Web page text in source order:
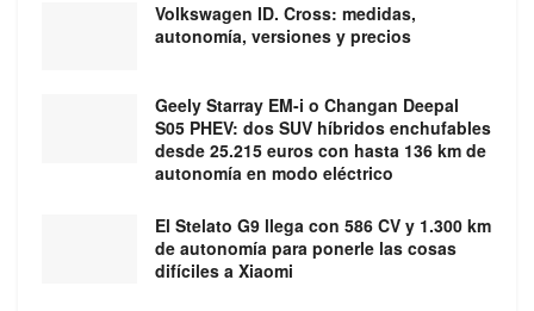
Volkswagen ID. Cross: medidas,
autonomía, versiones y precios
Geely Starray EM-i o Changan Deepal
S05 PHEV: dos SUV híbridos enchufables
desde 25.215 euros con hasta 136 km de
autonomía en modo eléctrico
El Stelato G9 llega con 586 CV y 1.300 km
de autonomía para ponerle las cosas
difíciles a Xiaomi